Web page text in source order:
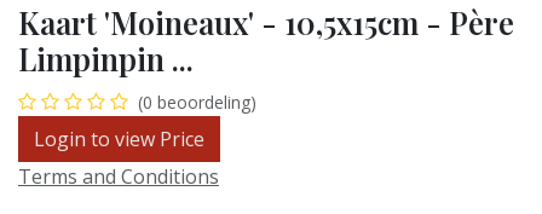
Kaart 'Moineaux' - 10,5x15cm - Père
Limpinpin ...
(0 beoordeling)
Login to view Price
Terms and Conditions